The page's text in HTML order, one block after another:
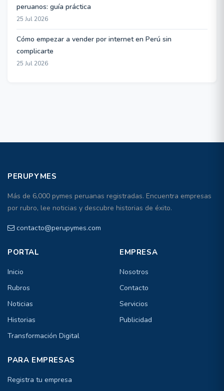
peruanos: guía práctica
25 Jul 2026
Cómo empezar a vender por internet en Perú sin
complicarte
25 Jul 2026
PERUPYMES
Más de 6,000 pymes peruanas registradas. Encuentra empresas
por rubro, lee noticias y descubre historias de éxito.
contacto@perupymes.com
PORTAL
Inicio
Rubros
Noticias
Historias
Transformación Digital
EMPRESA
Nosotros
Contacto
Servicios
Publicidad
PARA EMPRESAS
Registra tu empresa